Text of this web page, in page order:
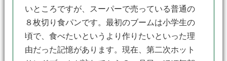
いところですが、スーパーで売っている普通の
８枚切り食パンです。最初のブームは小学生の
頃で、食べたいというより作りたいといった理
由だった記憶があります。現在、第二次ホット